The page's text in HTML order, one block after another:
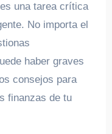
una tarea crítica
No importa el
haber graves
consejos para
finanzas de tu